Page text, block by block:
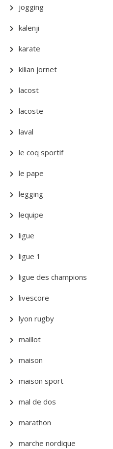
jogging
kalenji
karate
kilian jornet
lacost
lacoste
laval
le coq sportif
le pape
legging
lequipe
ligue
ligue 1
ligue des champions
livescore
lyon rugby
maillot
maison
maison sport
mal de dos
marathon
marche nordique